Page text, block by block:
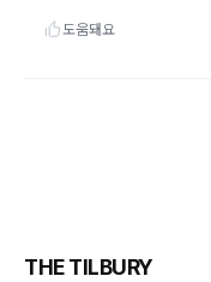
THE TILBURY